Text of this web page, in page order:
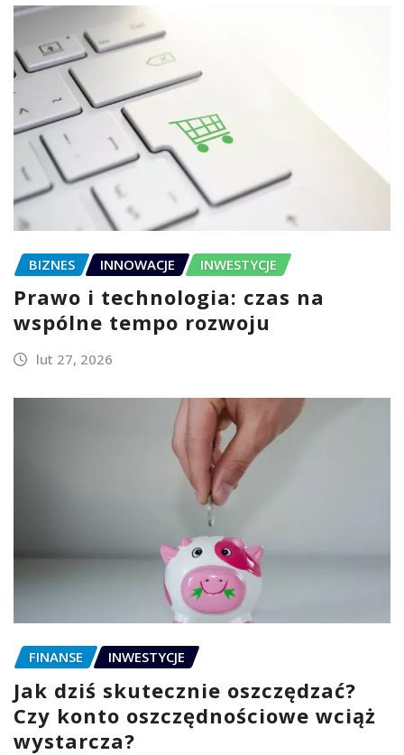
BIZNES INNOWACJE INWESTYCJE
Prawo i technologia: czas na
wspólne tempo rozwoju
lut 27, 2026
FINANSE INWESTYCJE
Jak dziś skutecznie oszczędzać?
Czy konto oszczędnościowe wciąż
wystarcza?